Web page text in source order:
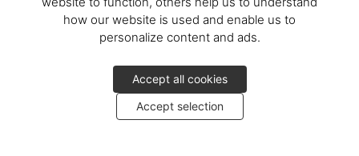
how our website is used and enable us to
personalize content and ads.
Accept all cookies
Accept selection